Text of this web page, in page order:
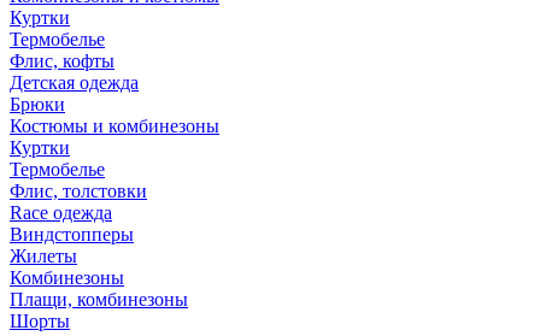
Куртки
Термобелье
Флис, кофты
Детская одежда
Брюки
Костюмы и комбинезоны
Куртки
Термобелье
Флис, толстовки
Race одежда
Виндстопперы
Жилеты
Комбинезоны
Плащи, комбинезоны
Шорты